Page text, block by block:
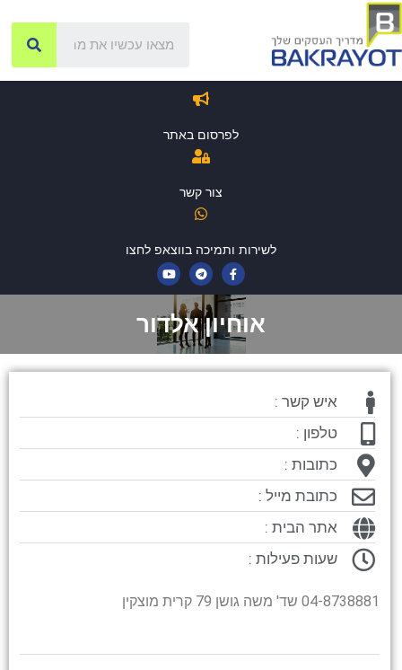
לפרסום באתר
צור קשר
לשירות ותמיכה בווצאפ לחצו
אוחיון אלדור
איש קשר :
טלפון :
כתובות :
כתובת מייל :
אתר הבית :
שעות פעילות :
04-8738881 שד' משה גושן 79 קרית מוצקין